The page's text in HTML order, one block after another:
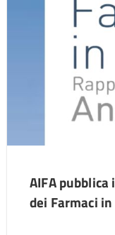
AIFA pubblica
dei Farmaci